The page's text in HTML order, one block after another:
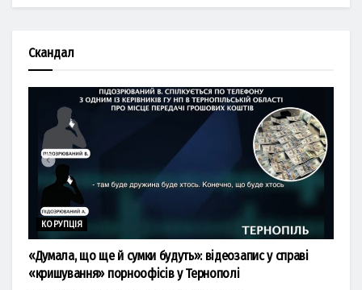
Скандал
КОРУПЦІЯ
«Думала, що ще й сумки будуть»: відеозапис у справі
«кришування» порноофісів у Тернополі